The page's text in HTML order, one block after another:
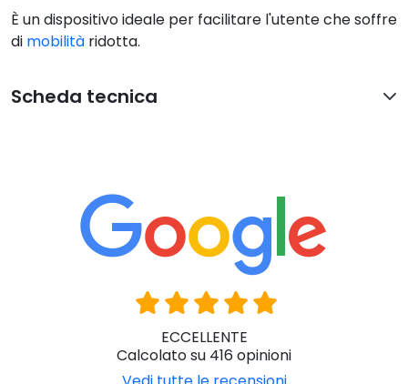
È un dispositivo ideale per facilitare l'utente che soffre
di mobilità ridotta.
Scheda tecnica
ECCELLENTE
Calcolato su 416 opinioni